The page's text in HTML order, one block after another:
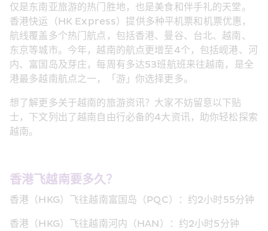
仅是东南亚旅游的热门胜地，也是美食和伴手礼的天堂。
香港快运（HK Express）提供多种平机票和机票优惠，
航线覆盖多个热门航点，包括香港、曼谷、台北、越南、
东京等城市。今年，越南的航点更增至4个，包括岘港、河
内、富国岛及芽庄，每周有多达53班航班来往越南，是全
港最多越南航点之一，「游」你选择更多。
想了解更多关于越南的旅游资讯？大家不妨留意以下贴
士，下文列出了越南自由行必备的4大资讯，助你轻松探索
越南。
香港飞越南要多久？
香港（HKG）飞往越南富国岛（PQC）：约2小时55分钟
香港（HKG）飞往越南河内（HAN）：约2小时5分钟